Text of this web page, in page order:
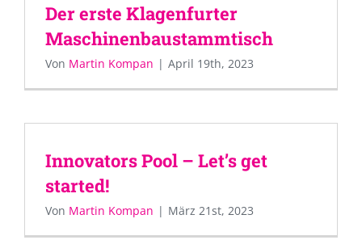
Der erste Klagenfurter
Maschinenbaustammtisch
Von Martin Kompan | April 19th, 2023
Innovators Pool – Let’s get
started!
Von Martin Kompan | März 21st, 2023